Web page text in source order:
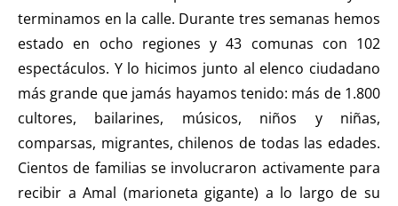
terminamos en la calle. Durante tres semanas hemos
estado en ocho regiones y 43 comunas con 102
espectáculos. Y lo hicimos junto al elenco ciudadano
más grande que jamás hayamos tenido: más de 1.800
cultores, bailarines, músicos, niños y niñas,
comparsas, migrantes, chilenos de todas las edades.
Cientos de familias se involucraron activamente para
recibir a Amal (marioneta gigante) a lo largo de su